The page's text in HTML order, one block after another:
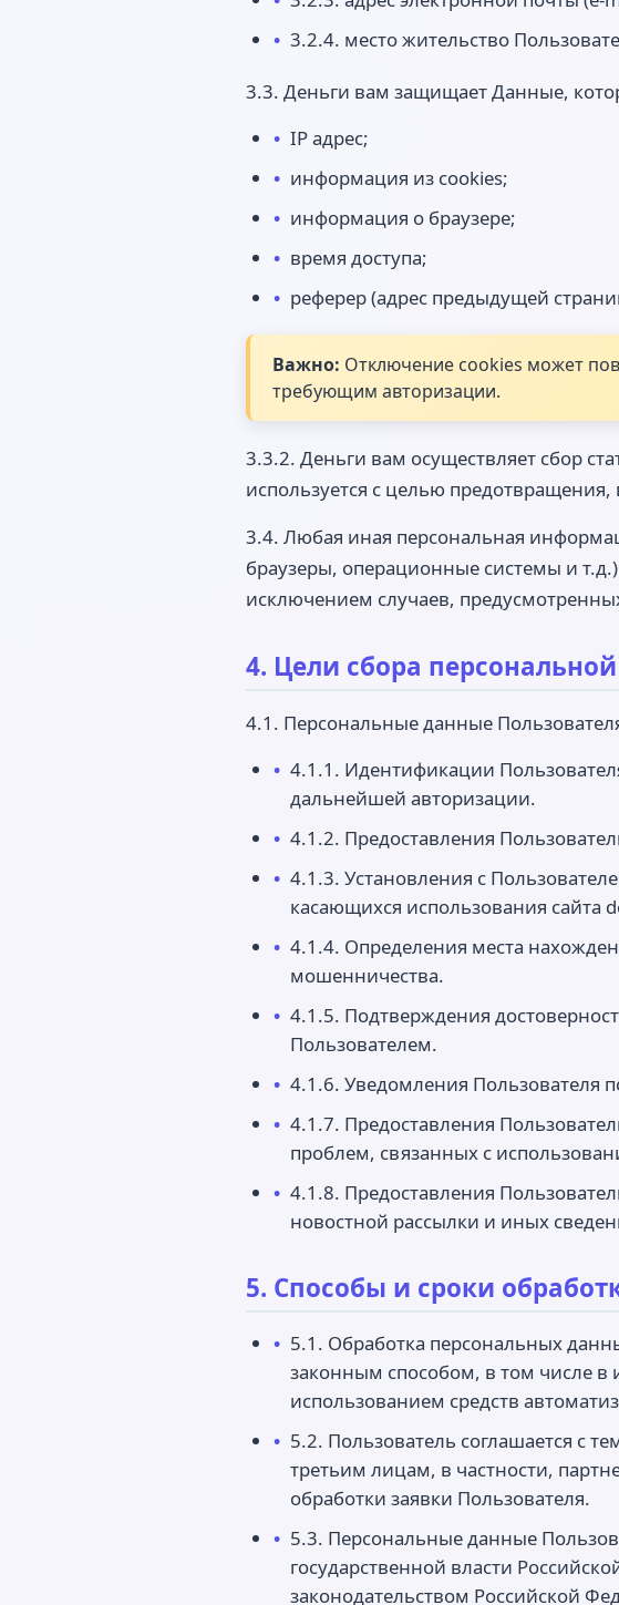
3.2.4. место жительство
3.3. Деньги вам защищает Данные,
IP адрес;
информация из cookies;
информация о браузере;
время доступа;
реферер (адрес предыдущей
Важно: Отключение cookies может
требующим авторизации.
3.3.2. Деньги вам осуществляет сбор
используется с целью
3.4. Любая иная персональная
браузеры, операционные системы и
исключением случаев,
4. Цели сбора
4.1. Персональные данные
4.1.1. Идентификации
дальнейшей авторизации.
4.1.2. Предоставления
4.1.3. Установления с
касающихся использования сайта
4.1.4. Определения места
мошенничества.
4.1.5. Подтверждения
Пользователем.
4.1.6. Уведомления Пользователя
4.1.7. Предоставления
проблем, связанных с
4.1.8. Предоставления
новостной рассылки и иных
5. Способы и сроки
5.1. Обработка персональных
законным способом, в том числе
использованием средств
5.2. Пользователь соглашается с
третьим лицам, в частности,
обработки заявки Пользователя.
5.3. Персональные данные
государственной власти
законодательством Российской